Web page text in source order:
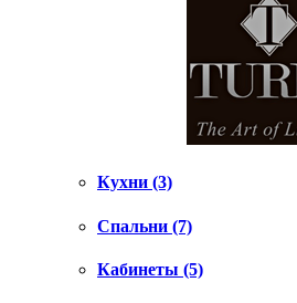
Кухни (3)
Спальни (7)
Кабинеты (5)